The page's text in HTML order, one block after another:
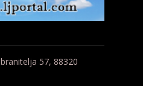
57, 88320